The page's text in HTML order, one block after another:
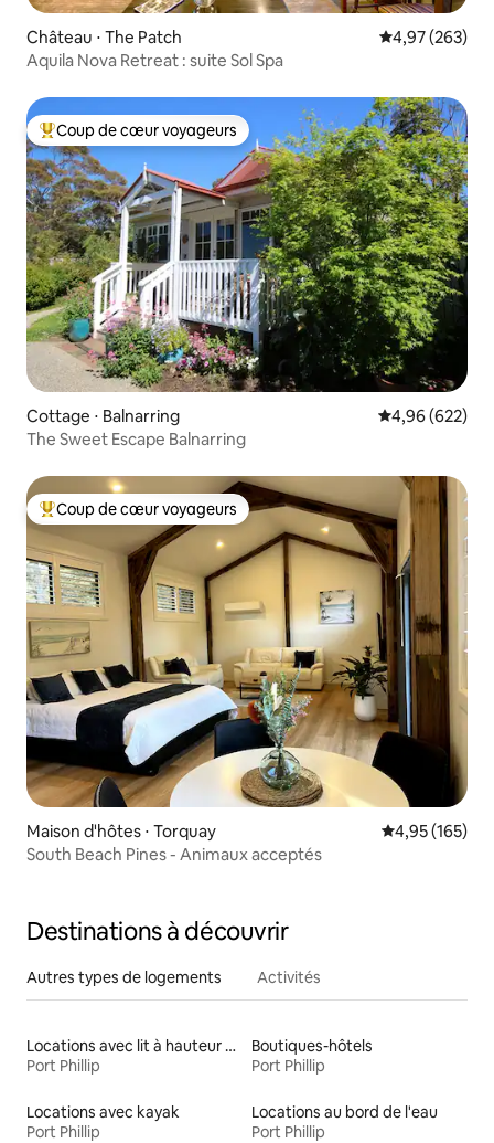
Château ⋅ The Patch Évaluation
4,97 (263)
Aquila Nova Retreat : suite Sol Spa
Coups de cœur voyageurs les plus appréciés
Coup de cœur voyageurs
Cottage ⋅ Balnarring Évaluation
4,96 (622)
The Sweet Escape Balnarring
Coups de cœur voyageurs les plus appréciés
Coup de cœur voyageurs
Maison d'hôtes ⋅ Torquay Évaluation
4,95 (165)
South Beach Pines - Animaux acceptés
Destinations à découvrir
Autres types de logements Activités
Locations avec lit à hauteur adaptée
Port Phillip
Boutiques-hôtels
Port Phillip
Locations avec kayak
Port Phillip
Locations au bord de l'eau
Port Phillip